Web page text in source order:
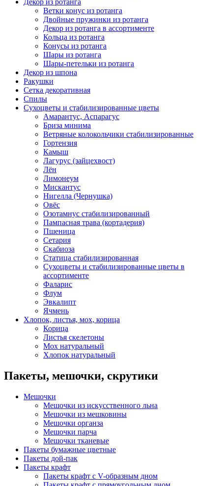
Ветки конус из ротанга
Двойные пружинки из ротанга
Декор из ротанга в ассортименте
Кольца из ротанга
Конусы из ротанга
Шары из ротанга
Шары-петельки из ротанга
Декор из шпона
Ракушки
Сетка декоративная
Спилы
Сухоцветы и стабилизированные цветы
Амарантус, Аспарагус
Бриза минима
Ветряные колокольчики стабилизированные
Гортензия
Камыш
Лагурус (зайцехвост)
Лён
Лимонеум
Мискантус
Нигелла (Чернушка)
Овёс
Озотамнус стабилизированный
Пампасная трава (кортадерия)
Пшеница
Сетария
Скабиоза
Статица стабилизированная
Сухоцветы и стабилизированные цветы в
ассортименте
Фаларис
Флум
Эвкалипт
Ячмень
Хлопок, листья, мох, корица
Корица
Листья скелетоны
Мох натуральный
Хлопок натуральный
Пакеты, мешочки, скрутики
Мешочки
Мешочки из искусственного льна
Мешочки из мешковины
Мешочки органза
Мешочки парча
Мешочки тканевые
Пакеты бумажные цветные
Пакеты дой-пак
Пакеты крафт
Пакеты крафт с V-образным дном